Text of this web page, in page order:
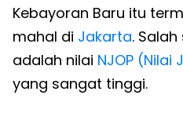
Kebayoran Baru itu
mahal di Jakarta.
adalah nilai NJOP (Nilai
yang sangat tinggi.